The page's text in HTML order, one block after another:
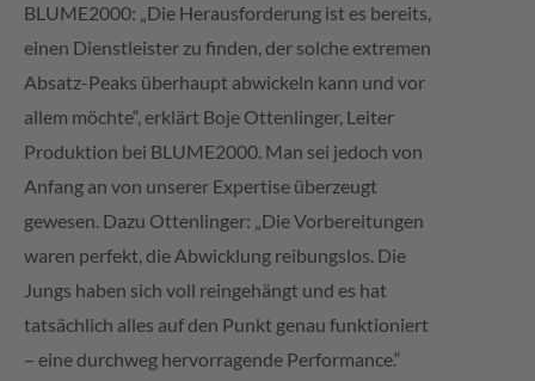
BLUME2000: „Die Herausforderung ist es bereits,
einen Dienstleister zu finden, der solche extremen
Absatz-Peaks überhaupt abwickeln kann und vor
allem möchte“, erklärt Boje Ottenlinger, Leiter
Produktion bei BLUME2000. Man sei jedoch von
Anfang an von unserer Expertise überzeugt
gewesen. Dazu Ottenlinger: „Die Vorbereitungen
waren perfekt, die Abwicklung reibungslos. Die
Jungs haben sich voll reingehängt und es hat
tatsächlich alles auf den Punkt genau funktioniert
– eine durchweg hervorragende Performance.“